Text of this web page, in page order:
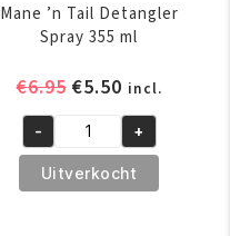
Mane ’n Tail Detangler
Spray 355 ml
€6.95 Oorspronkelijke
was:
€6.95.
€5.50Huidige
prijs
is:
€5.50.
incl.
Mane
Tail
- +
Uitverkocht